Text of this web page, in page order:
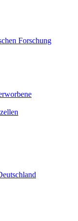
Forschung